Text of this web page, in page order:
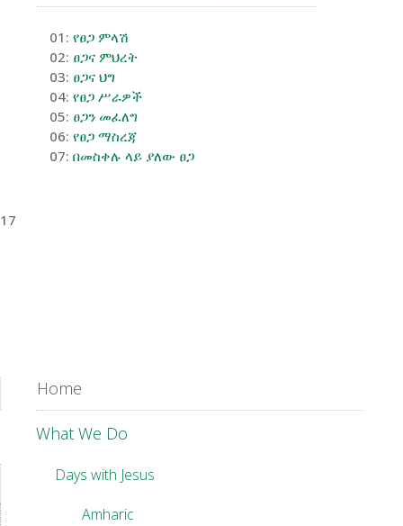
01: የፀጋ ምላሽ
02: ፀጋና ምህረት
03: ፀጋና ህግ
04: የፀጋ ሥራዎች
05: ፀጋን መፈለግ
06: የፀጋ ማስረጃ
07: በመስቀሉ ላይ ያለው ፀጋ
Home
What We Do
Days with Jesus
Amharic